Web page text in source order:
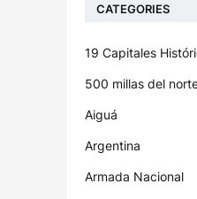
CATEGORIES
19 Capitales
500 millas del
Aiguá
Argentina
Armada Nacional